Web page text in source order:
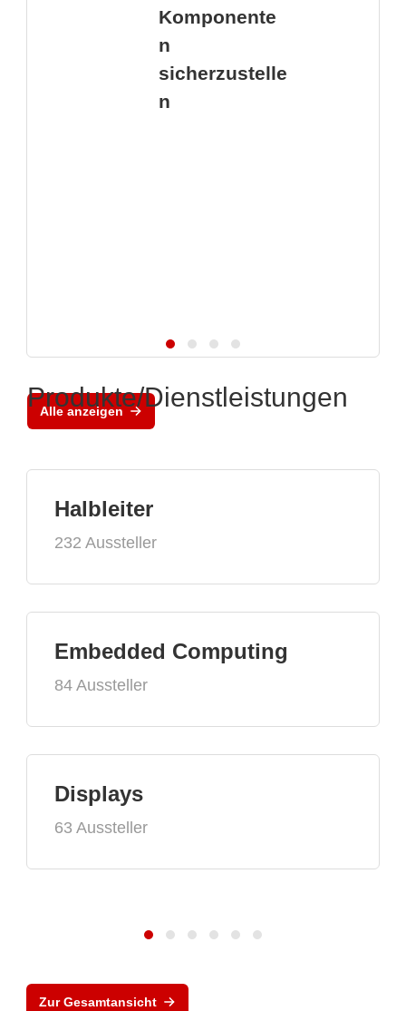
Komponente
n
sicherzustelle
n
Alle anzeigen
Produkte/Dienstleistungen
Halbleiter
232 Aussteller
Embedded Computing
84 Aussteller
Displays
63 Aussteller
Zur Gesamtansicht